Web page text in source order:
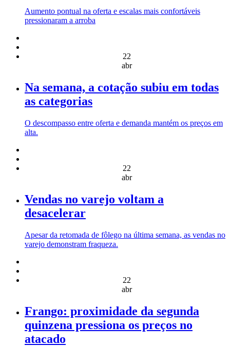
Aumento pontual na oferta e escalas mais confortáveis
pressionaram a arroba
22
abr
Na semana, a cotação subiu em todas
as categorias
O descompasso entre oferta e demanda mantém os preços em
alta.
22
abr
Vendas no varejo voltam a
desacelerar
Apesar da retomada de fôlego na última semana, as vendas no
varejo demonstram fraqueza.
22
abr
Frango: proximidade da segunda
quinzena pressiona os preços no
atacado